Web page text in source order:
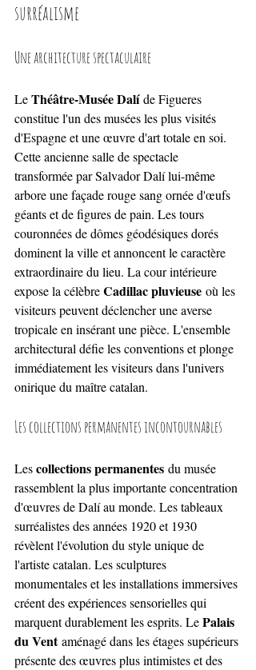
surréalisme
Une architecture spectaculaire
Le Théâtre-Musée Dalí de Figueres
constitue l'un des musées les plus visités
d'Espagne et une œuvre d'art totale en soi.
Cette ancienne salle de spectacle
transformée par Salvador Dalí lui-même
arbore une façade rouge sang ornée d'œufs
géants et de figures de pain. Les tours
couronnées de dômes géodésiques dorés
dominent la ville et annoncent le caractère
extraordinaire du lieu. La cour intérieure
expose la célèbre Cadillac pluvieuse où les
visiteurs peuvent déclencher une averse
tropicale en insérant une pièce. L'ensemble
architectural défie les conventions et plonge
immédiatement les visiteurs dans l'univers
onirique du maître catalan.
Les collections permanentes incontournables
Les collections permanentes du musée
rassemblent la plus importante concentration
d'œuvres de Dalí au monde. Les tableaux
surréalistes des années 1920 et 1930
révèlent l'évolution du style unique de
l'artiste catalan. Les sculptures
monumentales et les installations immersives
créent des expériences sensorielles qui
marquent durablement les esprits. Le Palais
du Vent aménagé dans les étages supérieurs
présente des œuvres plus intimistes et des